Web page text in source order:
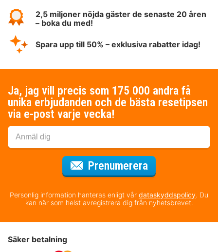
2,5 miljoner nöjda gäster de senaste 20 åren
– boka du med!
Spara upp till 50% – exklusiva rabatter idag!
Ja, jag vill precis som 175 000 andra få
unika erbjudanden och de bästa resetipsen
via e-post varje vecka!
Prenumerera
Personlig information hanteras enligt vår dataskyddspolicy. Du
kan när som helst avregistrera dig från nyhetsbrevet.
Säker betalning